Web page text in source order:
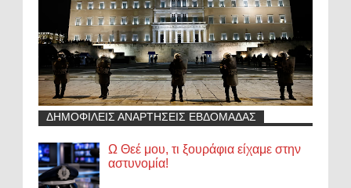
ΔΗΜΟΦΙΛΕΙΣ ΑΝΑΡΤΗΣΕΙΣ ΕΒΔΟΜΑΔΑΣ
Ω Θεέ μου, τι ξουράφια είχαμε στην
αστυνομία!